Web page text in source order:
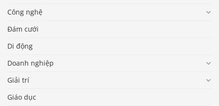
Công nghệ
Đám cưới
Di động
Doanh nghiệp
Giải trí
Giáo dục